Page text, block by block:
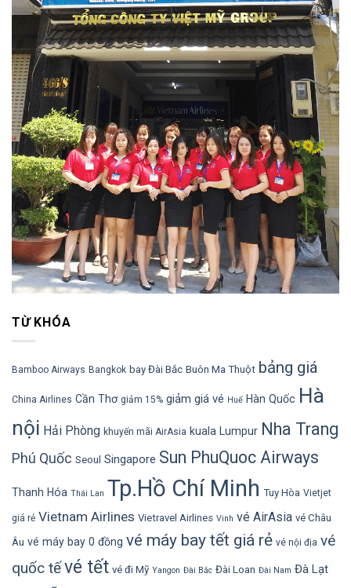
TỪ KHÓA
Bamboo Airways Bangkok bay Đài Bắc Buôn Ma Thuột bảng giá
China Airlines Cần Thơ giảm 15% giảm giá vé Huế Hàn Quốc Hà
nội Hải Phòng khuyến mãi AirAsia kuala Lumpur Nha Trang
Phú Quốc Seoul Singapore Sun PhuQuoc Airways
Thanh Hóa Thái Lan Tp.Hồ Chí Minh Tuy Hòa Vietjet
giá rẻ Vietnam Airlines Vietravel Airlines Vinh vé AirAsia vé Châu
Âu vé máy bay 0 đồng vé máy bay tết giá rẻ vé nội địa vé
quốc tếvé tết vé đi Mỹ Yangon Đài Bắc Đài Loan Đài Nam Đà Lạt